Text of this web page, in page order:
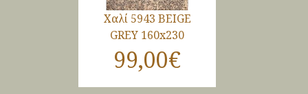
Χαλί 5943 BEIGE
GREY 160x230
99,00€